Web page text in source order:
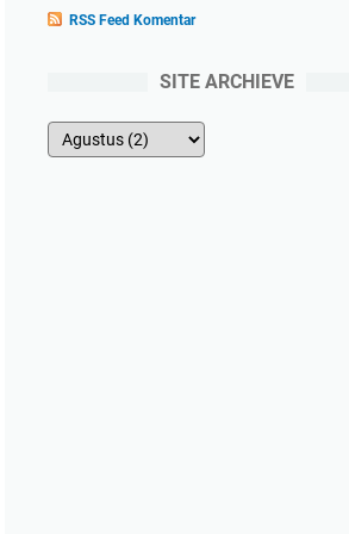
RSS Feed Komentar
SITE ARCHIEVE